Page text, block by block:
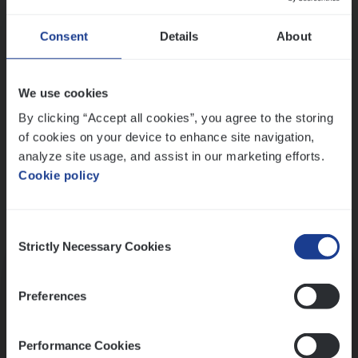
Consent Details About
We use cookies
By clicking “Accept all cookies”, you agree to the storing
of cookies on your device to enhance site navigation,
analyze site usage, and assist in our marketing efforts.
Cookie policy
Selection
Strictly Necessary Cookies
Preferences
Performance Cookies
Ons sollicitatieproces